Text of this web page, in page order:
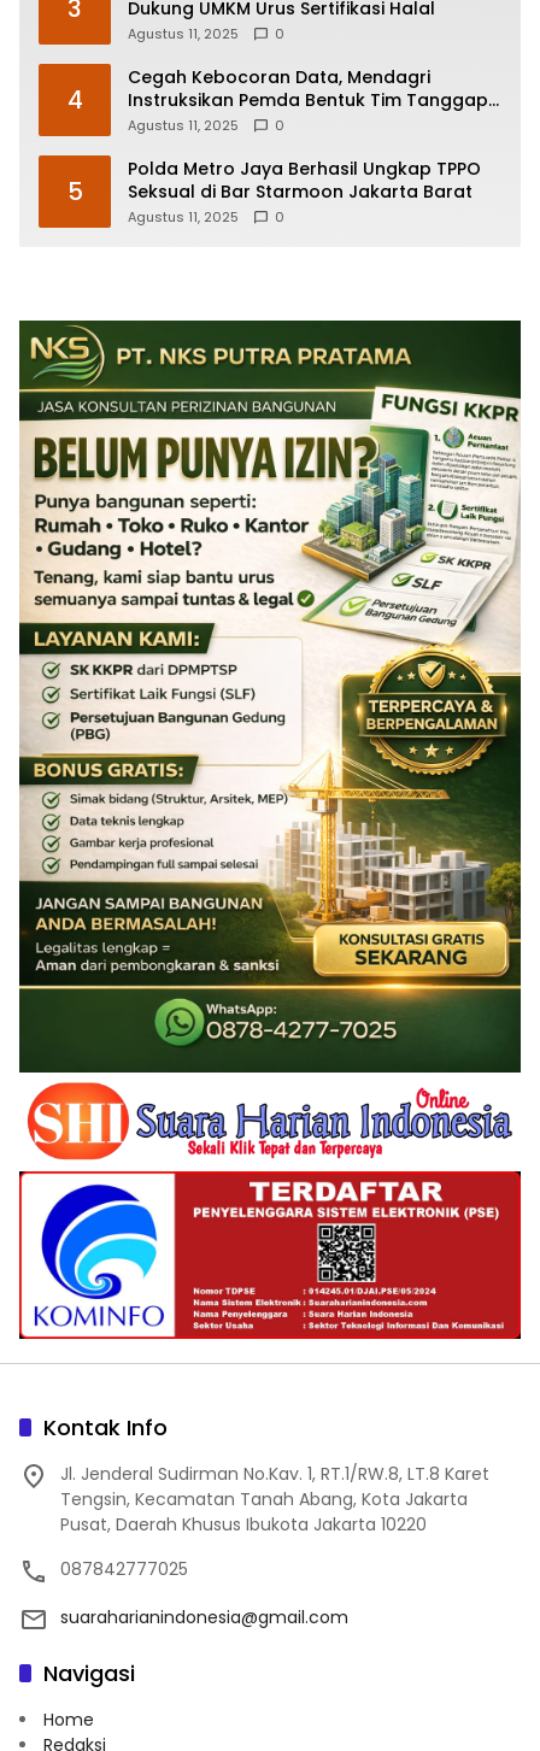
3
Dukung UMKM Urus Sertifikasi Halal
Agustus 11, 2025 0
4
Cegah Kebocoran Data, Mendagri
Instruksikan Pemda Bentuk Tim Tanggap
Insiden Siber
Agustus 11, 2025 0
5
Polda Metro Jaya Berhasil Ungkap TPPO
Seksual di Bar Starmoon Jakarta Barat
Agustus 11, 2025 0
Kontak Info
Jl. Jenderal Sudirman No.Kav. 1, RT.1/RW.8, LT.8 Karet
Tengsin, Kecamatan Tanah Abang, Kota Jakarta
Pusat, Daerah Khusus Ibukota Jakarta 10220
087842777025
suaraharianindonesia@gmail.com
Navigasi
Home
Redaksi